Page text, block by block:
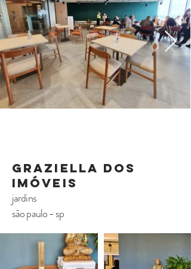
graziella dos
imóveis
jardins
são paulo - sp